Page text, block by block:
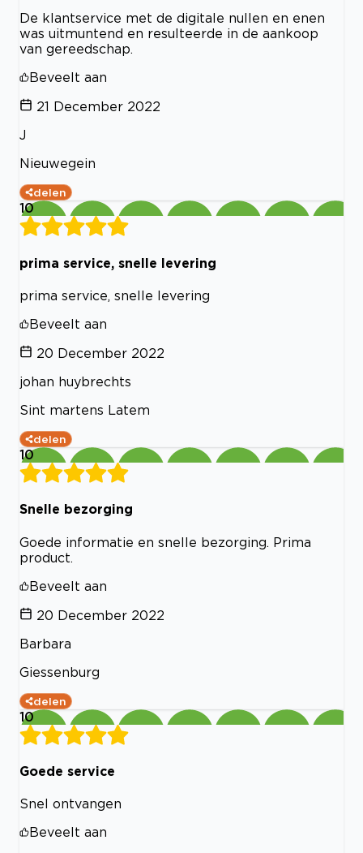
De klantservice met de digitale nullen en enen
was uitmuntend en resulteerde in de aankoop
van gereedschap.
Beveelt aan
21 December 2022
J
Nieuwegein
delen
10
prima service, snelle levering
prima service, snelle levering
Beveelt aan
20 December 2022
johan huybrechts
Sint martens Latem
delen
10
Snelle bezorging
Goede informatie en snelle bezorging. Prima
product.
Beveelt aan
20 December 2022
Barbara
Giessenburg
delen
10
Goede service
Snel ontvangen
Beveelt aan